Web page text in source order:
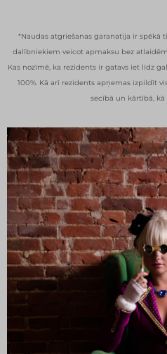
*Naudas atgriešanas garanatija ir spēkā
dalībniekiem veicot apmaksu bez
Kas nozīmē, ka rezidents ir gatavs iet līdz
100%. Kā arī rezidents apņemas izpildīt
secībā un kārtībā,